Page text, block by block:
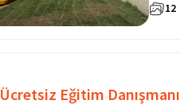
12
Ücretsiz Eğitim Danışmanı